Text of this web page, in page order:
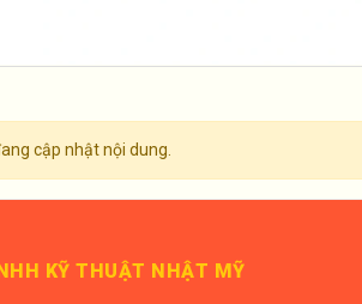
cập nhật nội dung.
KỸ THUẬT NHẬT MỸ